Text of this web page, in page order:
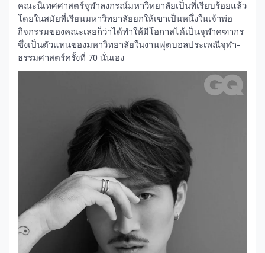
คณะนิเทศศาสตร์จุฬาลงกรณ์มหาวิทยาลัยเป็นที่เรียบร้อยแล้ว
โดยในสมัยที่เรียนมหาวิทยาลัยยกให้เขาเป็นหนึ่งในเจ้าพ่อ
กิจกรรมของคณะเลยก็ว่าได้ทำให้มีโอกาสได้เป็นจุฬาคฑากร
ซึ่งเป็นตัวแทนของมหาวิทยาลัยในงานฟุตบอลประเพณีจุฬา-
ธรรมศาสตร์ครั้งที่ 70 นั่นเอง